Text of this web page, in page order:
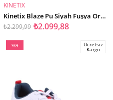
SEPETE EKLE
KINETIX
Kinetix Blaze Pu Siyah Fuşya Ortopedik Günlük Kadın Spor Ayakkabı
₺2.099,88
₺2.299,99
%9
Ücretsiz
Kargo